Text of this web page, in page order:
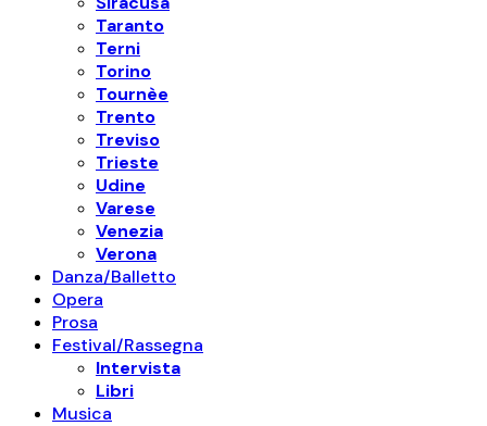
Taranto
Terni
Torino
Tournèe
Trento
Treviso
Trieste
Udine
Varese
Venezia
Verona
Danza/Balletto
Opera
Prosa
Festival/Rassegna
Intervista
Libri
Musica